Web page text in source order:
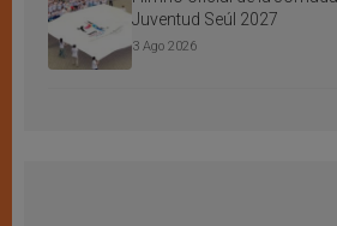
Juventud Seúl 2027
3 Ago 2026